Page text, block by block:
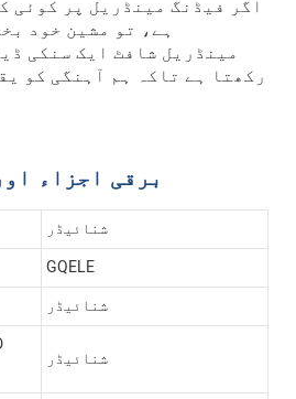
ہے، تو مشین خود
رکھتا ہے تاکہ ہم آہنگی کو
برقی اجزاء
شنائیڈر
GQELE
شنائیڈر
شنائیڈر